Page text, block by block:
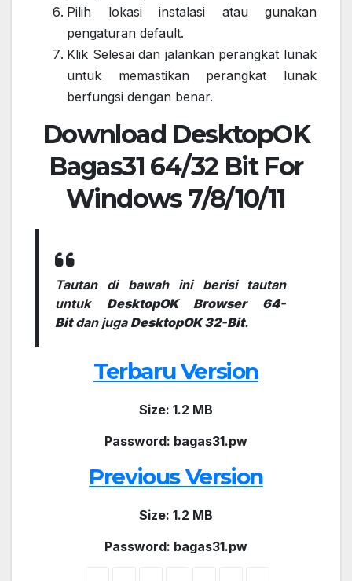
Pilih lokasi instalasi atau gunakan
pengaturan default.
Klik Selesai dan jalankan perangkat lunak
untuk memastikan perangkat lunak
berfungsi dengan benar.
Download DesktopOK
Bagas31 64/32 Bit For
Windows 7/8/10/11
Tautan di bawah ini berisi tautan
untuk DesktopOK Browser 64-
Bitdan juga DesktopOK 32-Bit.
Terbaru Version
Size: 1.2 MB
Password: bagas31.pw
Previous Version
Size: 1.2 MB
Password: bagas31.pw